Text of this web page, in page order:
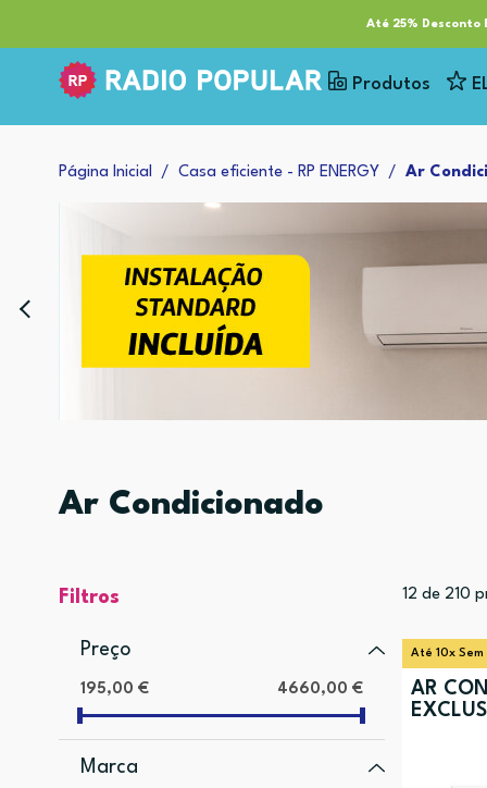
Até 25% Desconto
Serviços
Produtos
Página Inicial Casa eficiente - RP ENERGY Ar
Ar Condicionado
Filtros
Preço
195,00 € 4660,00 €
Marca
12 de 210
Até 10x Sem
AR